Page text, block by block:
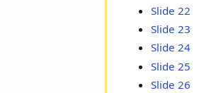
Slide 22
Slide 23
Slide 24
Slide 25
Slide 26